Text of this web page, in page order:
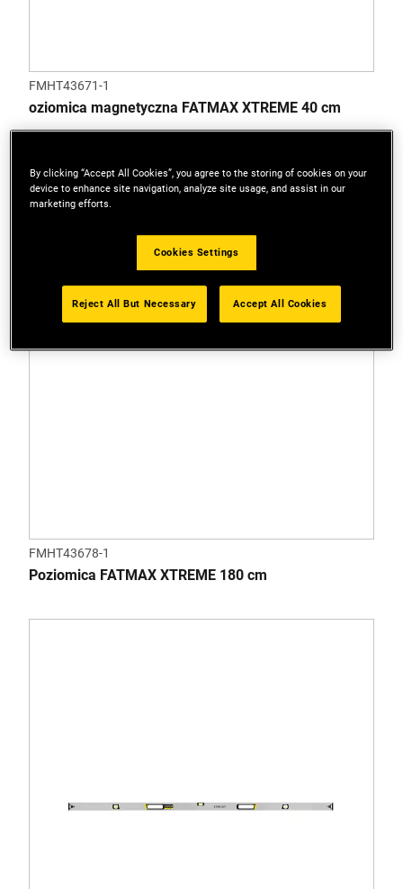
FMHT43671-1
oziomica magnetyczna FATMAX XTREME 40 cm
FMHT43678-1
Poziomica FATMAX XTREME 180 cm
By clicking “Accept All Cookies”, you agree to the storing of cookies on your
device to enhance site navigation, analyze site usage, and assist in our
marketing efforts.
Cookies Settings
Reject All But Necessary Accept All Cookies